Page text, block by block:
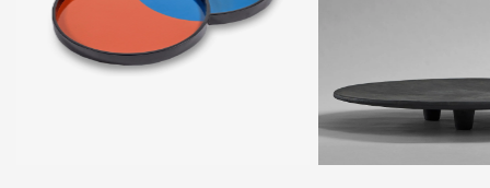
политикой персональных данных